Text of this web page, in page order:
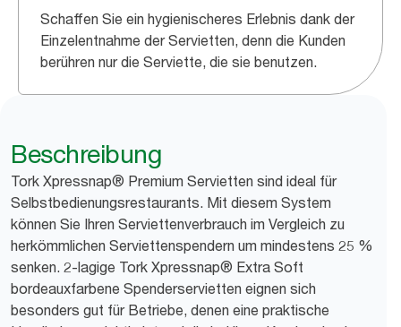
Schaffen Sie ein hygienischeres Erlebnis dank der
Einzelentnahme der Servietten, denn die Kunden
berühren nur die Serviette, die sie benutzen.
Beschreibung
Tork Xpressnap® Premium Servietten sind ideal für
Selbstbedienungsrestaurants. Mit diesem System
können Sie Ihren Serviettenverbrauch im Vergleich zu
herkömmlichen Serviettenspendern um mindestens 25 %
senken. 2-lagige Tork Xpressnap® Extra Soft
bordeauxfarbene Spenderservietten eignen sich
besonders gut für Betriebe, denen eine praktische